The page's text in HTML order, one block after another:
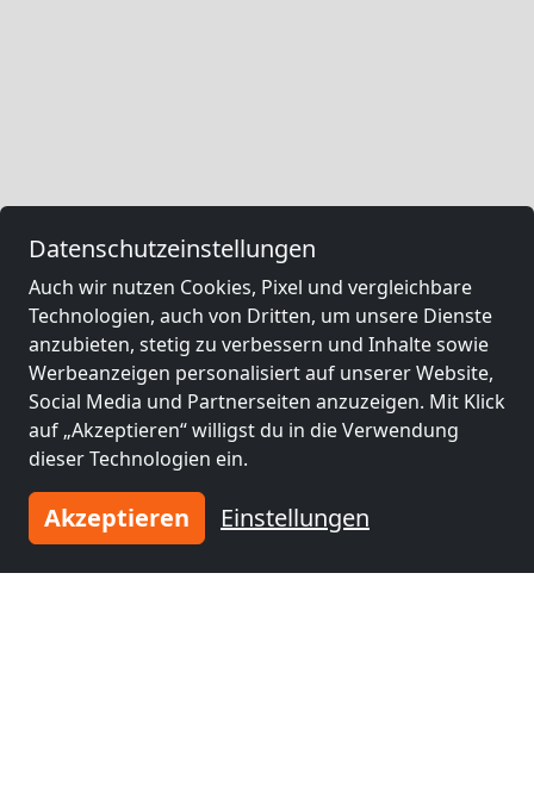
Datenschutzeinstellungen
Auch wir nutzen Cookies, Pixel und vergleichbare
Technologien, auch von Dritten, um unsere Dienste
anzubieten, stetig zu verbessern und Inhalte sowie
Werbeanzeigen personalisiert auf unserer Website,
Social Media und Partnerseiten anzuzeigen. Mit Klick
auf „Akzeptieren“ willigst du in die Verwendung
dieser Technologien ein.
Akzeptieren Einstellungen